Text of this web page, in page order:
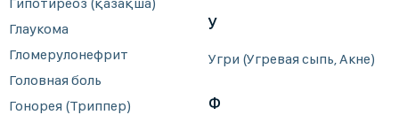
Глаукома
Гломерулонефрит
Головная боль
Гонорея (Триппер)
У
Угри (Угревая сыпь, Акне)
Ф